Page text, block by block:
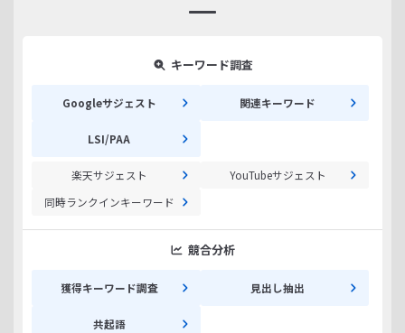
キーワード調査
Googleサジェスト 関連キーワード
LSI/PAA
楽天サジェスト
YouTubeサジェスト
同時ランクインキーワード
競合分析
獲得キーワード調査 見出し抽出
共起語